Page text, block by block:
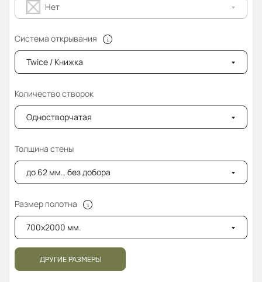
Нет
Система открывания
Twice / Книжка
Количество створок
Одностворчатая
Толщина стены
до 62 мм., без добора
Размер полотна
700x2000 мм.
ДРУГИЕ РАЗМЕРЫ